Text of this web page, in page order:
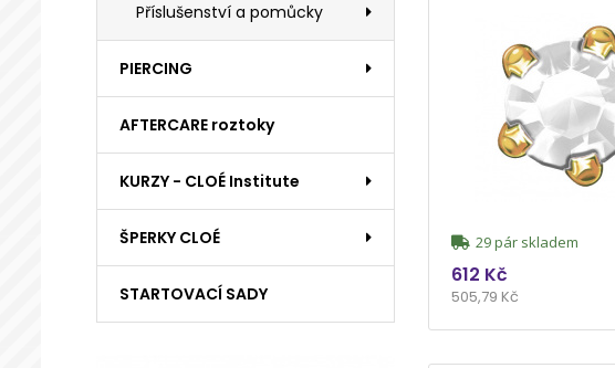
Příslušenství a pomůcky
PIERCING
AFTERCARE roztoky
KURZY - CLOÉ Institute
ŠPERKY CLOÉ
STARTOVACÍ SADY
29 pár skladem
612 Kč
505,79 Kč